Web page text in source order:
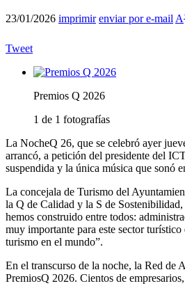
23/01/2026 imprimir enviar por e-mail A
Tweet
Premios Q 2026
1 de 1 fotografías
La NocheQ 26, que se celebró ayer
arrancó, a petición del presidente del
suspendida y la única música que sonó
La concejala de Turismo del
la Q de Calidad y la S de
hemos construido entre todos:
muy importante para este sector
turismo en el mundo”.
En el transcurso de la noche, la Red de
PremiosQ 2026. Cientos de